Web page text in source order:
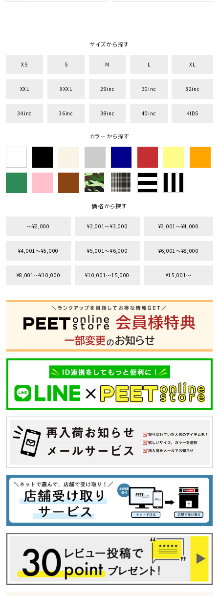
サイズから探す
XS S M L XL
XXL XXXL 29inc 30inc 32inc
34inc 36inc 38inc 40inc KIDS
カラーから探す
価格から探す
〜¥2,000 ¥2,001〜¥3,000 ¥3,001〜¥4,000
¥4,001〜¥5,000 ¥5,001〜¥6,000 ¥6,001〜¥8,000
¥8,001〜¥10,000 ¥10,001〜15,000 ¥15,001〜